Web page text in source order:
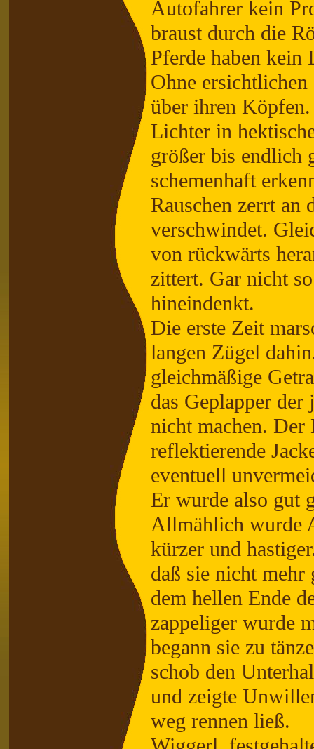
Autofahrer kein
braust durch die
Pferde haben kein
Ohne
über ihren
Lichter in
größer bis endlich
schemenhaft
Rauschen zerrt an
verschwindet.
von rückwärts
zittert. Gar nicht
hineindenkt.
Die erste Zeit
langen Zügel
gleichmäßige
das Geplapper
nicht machen. Der
reflektierende
eventuell
Er wurde also gut
Allmählich wurde
kürzer und
daß sie nicht mehr
dem hellen Ende
zappeliger wurde
begann sie zu
schob den
und zeigte
weg rennen ließ.